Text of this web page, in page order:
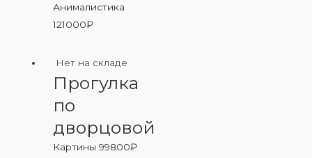
Анималистика
121000₽
Нет на складе
Прогулка
по
дворцовой
Картины99800₽